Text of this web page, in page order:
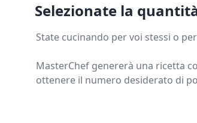
Selezionate la
State cucinando per voi stessi o
MasterChef genererà una ricetta
ottenere il numero desiderato di